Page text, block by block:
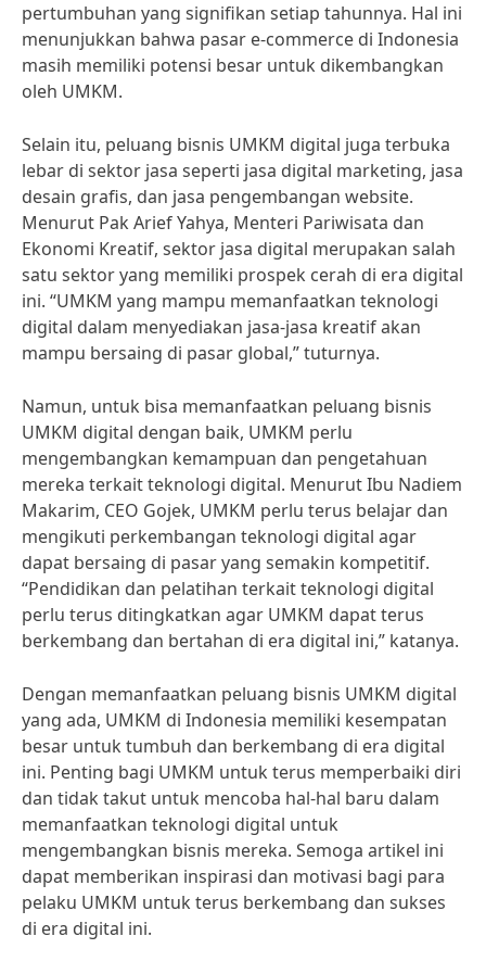
pertumbuhan yang signifikan setiap tahunnya. Hal ini
menunjukkan bahwa pasar e-commerce di Indonesia
masih memiliki potensi besar untuk dikembangkan
oleh UMKM.
Selain itu, peluang bisnis UMKM digital juga terbuka
lebar di sektor jasa seperti jasa digital marketing, jasa
desain grafis, dan jasa pengembangan website.
Menurut Pak Arief Yahya, Menteri Pariwisata dan
Ekonomi Kreatif, sektor jasa digital merupakan salah
satu sektor yang memiliki prospek cerah di era digital
ini. “UMKM yang mampu memanfaatkan teknologi
digital dalam menyediakan jasa-jasa kreatif akan
mampu bersaing di pasar global,” tuturnya.
Namun, untuk bisa memanfaatkan peluang bisnis
UMKM digital dengan baik, UMKM perlu
mengembangkan kemampuan dan pengetahuan
mereka terkait teknologi digital. Menurut Ibu Nadiem
Makarim, CEO Gojek, UMKM perlu terus belajar dan
mengikuti perkembangan teknologi digital agar
dapat bersaing di pasar yang semakin kompetitif.
“Pendidikan dan pelatihan terkait teknologi digital
perlu terus ditingkatkan agar UMKM dapat terus
berkembang dan bertahan di era digital ini,” katanya.
Dengan memanfaatkan peluang bisnis UMKM digital
yang ada, UMKM di Indonesia memiliki kesempatan
besar untuk tumbuh dan berkembang di era digital
ini. Penting bagi UMKM untuk terus memperbaiki diri
dan tidak takut untuk mencoba hal-hal baru dalam
memanfaatkan teknologi digital untuk
mengembangkan bisnis mereka. Semoga artikel ini
dapat memberikan inspirasi dan motivasi bagi para
pelaku UMKM untuk terus berkembang dan sukses
di era digital ini.